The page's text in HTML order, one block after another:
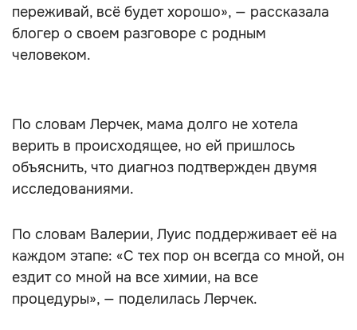
переживай, всё будет хорошо», — рассказала
блогер о своем разговоре с родным
человеком.
По словам Лерчек, мама долго не хотела
верить в происходящее, но ей пришлось
объяснить, что диагноз подтвержден двумя
исследованиями.
По словам Валерии, Луис поддерживает её на
каждом этапе: «С тех пор он всегда со мной, он
ездит со мной на все химии, на все
процедуры», — поделилась Лерчек.